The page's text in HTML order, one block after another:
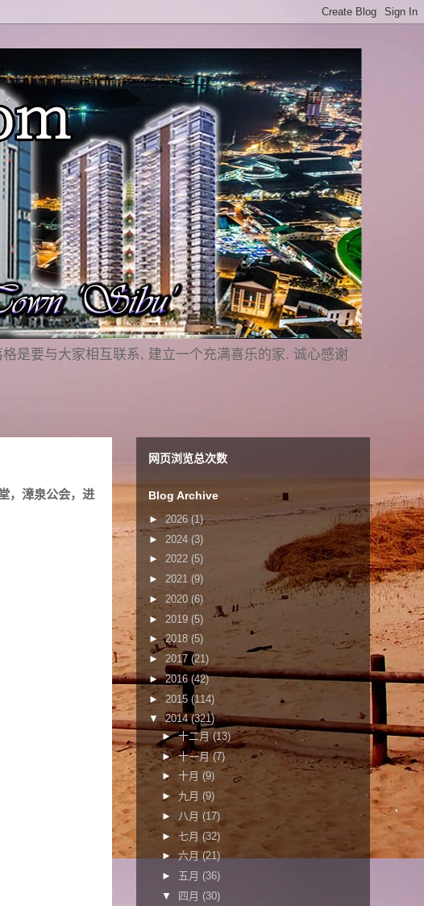
是要与大家相互联系, 建立一个充满喜乐的家. 诚心感谢
，漳泉公会，进
网页浏览总次数
Blog Archive
►2026 (1)
► 2024 (3)
► 2022 (5)
► 2021 (9)
► 2020 (6)
► 2019 (5)
►2018 (5)
► 2017 (21)
►2016(42)
►2015 (114)
▼2014(321)
►十二月(13)
►十一月(7)
► 十月 (9)
► 九月 (9)
► 八月 (17)
► 七月 (32)
►六月(21)
► 五月 (36)
▼
四月 (30)